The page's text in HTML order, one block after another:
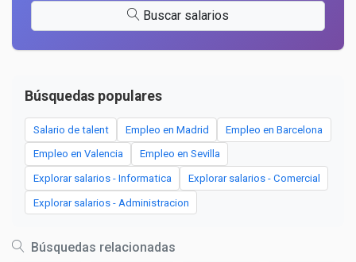
Buscar salarios
Búsquedas populares
Salario de talent Empleo en Madrid Empleo en Barcelona
Empleo en Valencia Empleo en Sevilla
Explorar salarios - Informatica Explorar salarios - Comercial
Explorar salarios - Administracion
Búsquedas relacionadas